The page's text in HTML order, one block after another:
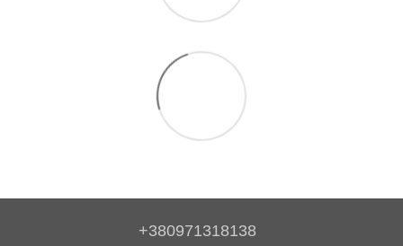
+380971318138